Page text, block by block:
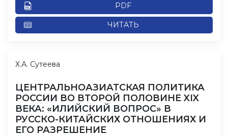
PDF
ЧИТАТЬ
Х.А. Сутеева
ЦЕНТРАЛЬНОАЗИАТСКАЯ ПОЛИТИКА
РОССИИ ВО ВТОРОЙ ПОЛОВИНЕ XIX
ВЕКА: «ИЛИЙСКИЙ ВОПРОС» В
РУССКО-КИТАЙСКИХ ОТНОШЕНИЯХ И
ЕГО РАЗРЕШЕНИЕ